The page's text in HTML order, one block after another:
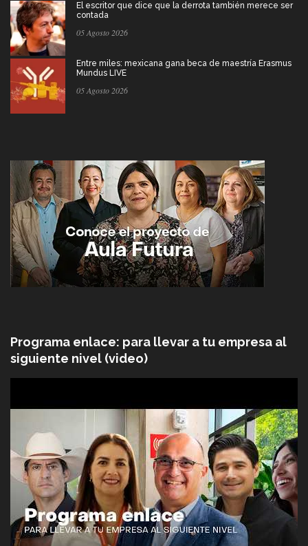
El escritor que dice que la derrota también merece ser
contada
05 Agosto 2026
Entre miles: mexicana gana beca de maestría Erasmus
Mundus LIVE
05 Agosto 2026
Programa enlace: para llevar a tu empresa al
siguiente nivel (video)